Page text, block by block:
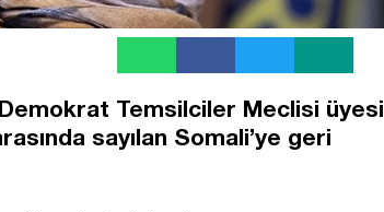
Demokrat Temsilciler Meclisi üyesi
sayılan Somali’ye geri